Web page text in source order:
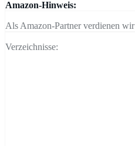
Amazon-Hinweis:
Als Amazon-Partner verdienen
Verzeichnisse: